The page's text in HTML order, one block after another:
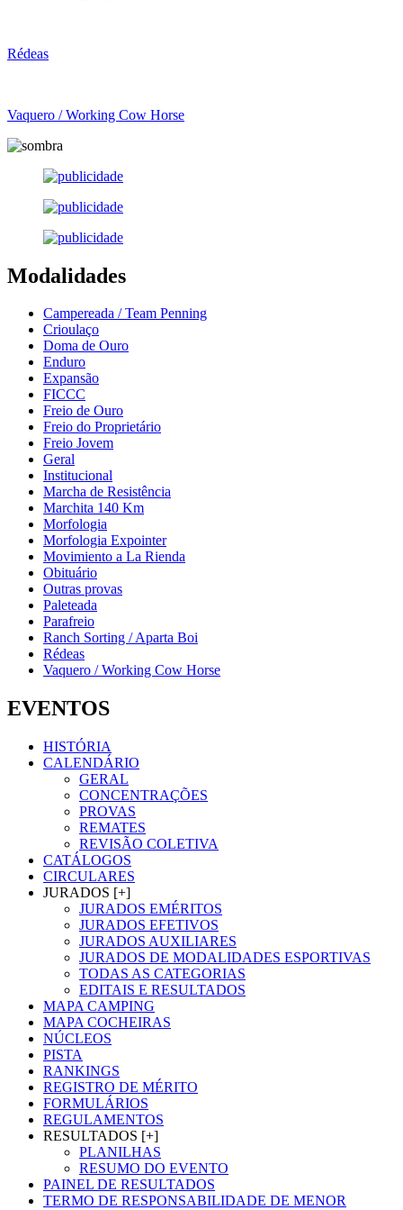
Rédeas
Vaquero / Working Cow Horse
Modalidades
Campereada / Team Penning
Crioulaço
Doma de Ouro
Enduro
Expansão
FICCC
Freio de Ouro
Freio do Proprietário
Freio Jovem
Geral
Institucional
Marcha de Resistência
Marchita 140 Km
Morfologia
Morfologia Expointer
Movimiento a La Rienda
Obituário
Outras provas
Paleteada
Parafreio
Ranch Sorting / Aparta Boi
Rédeas
Vaquero / Working Cow Horse
EVENTOS
HISTÓRIA
CALENDÁRIO
GERAL
CONCENTRAÇÕES
PROVAS
REMATES
REVISÃO COLETIVA
CATÁLOGOS
CIRCULARES
JURADOS [+]
JURADOS EMÉRITOS
JURADOS EFETIVOS
JURADOS AUXILIARES
JURADOS DE MODALIDADES ESPORTIVAS
TODAS AS CATEGORIAS
EDITAIS E RESULTADOS
MAPA CAMPING
MAPA COCHEIRAS
NÚCLEOS
PISTA
RANKINGS
REGISTRO DE MÉRITO
FORMULÁRIOS
REGULAMENTOS
RESULTADOS [+]
PLANILHAS
RESUMO DO EVENTO
PAINEL DE RESULTADOS
TERMO DE RESPONSABILIDADE DE MENOR